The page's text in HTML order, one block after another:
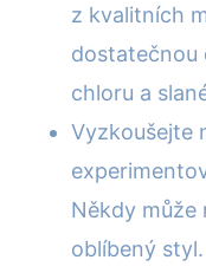
z kvalitních
dostatečnou
chloru a
Vyzkoušejte
Někdy může
oblíbený styl.